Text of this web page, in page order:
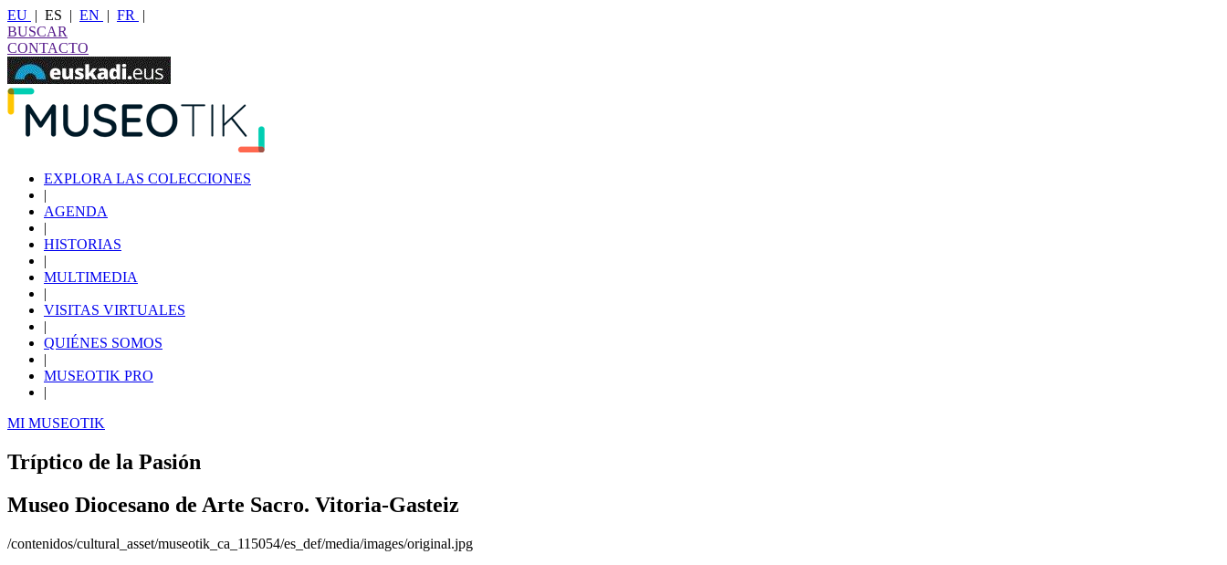
EU | ES | EN | FR
|
BUSCAR
CONTACTO
EXPLORA LAS COLECCIONES
|
AGENDA
|
HISTORIAS
|
MULTIMEDIA
|
VISITAS VIRTUALES
|
QUIÉNES SOMOS
|
MUSEOTIK PRO
|
MI MUSEOTIK
Tríptico de la Pasión
Museo Diocesano de Arte Sacro. Vitoria-Gasteiz
/contenidos/cultural_asset/museotik_ca_115054/es_def/media/images/original.jpg